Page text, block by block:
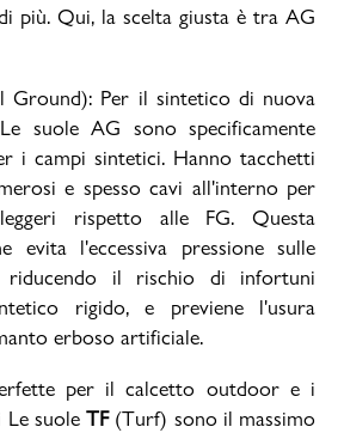
più. Qui, la scelta giusta è tra AG
Ground): Per il sintetico di nuova
suole AG sono specificamente
i campi sintetici. Hanno tacchetti
e spesso cavi all'interno per
rispetto alle FG. Questa
evita l'eccessiva pressione sulle
riducendo il rischio di infortuni
rigido, e previene l'usura
erboso artificiale.
per il calcetto outdoor e i
suole TF(Turf) sono il massimo